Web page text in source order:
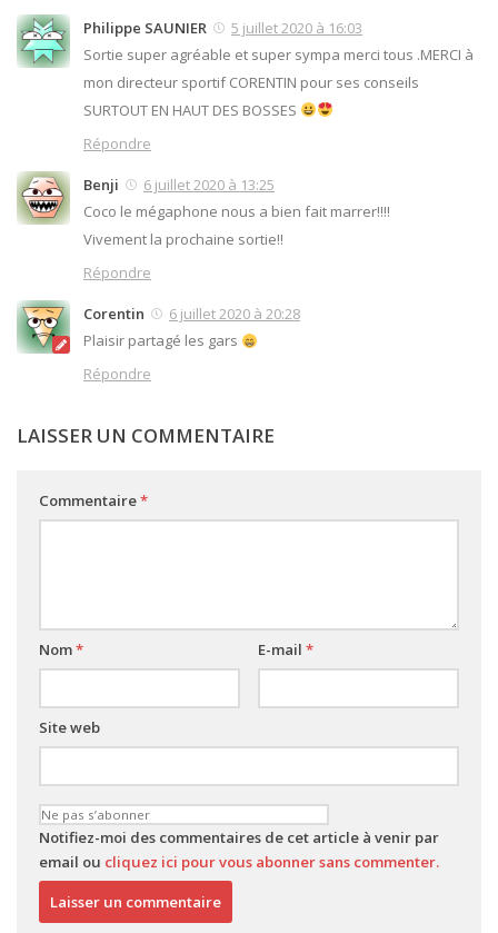
Philippe SAUNIER
5 juillet 2020 à 16:03
Sortie super agréable et super sympa merci tous .MERCI à
mon directeur sportif CORENTIN pour ses conseils
SURTOUT EN HAUT DES BOSSES
Répondre
Benji
6 juillet 2020 à 13:25
Coco le mégaphone nous a bien fait marrer!!!!
Vivement la prochaine sortie!!
Répondre
Corentin
6 juillet 2020 à 20:28
Plaisir partagé les gars
Répondre
LAISSER UN COMMENTAIRE
Commentaire*
Nom* E-mail *
Site web
Notifiez-moi des commentaires de cet article à venir par
email ou cliquez ici pour vous abonner sans commenter.